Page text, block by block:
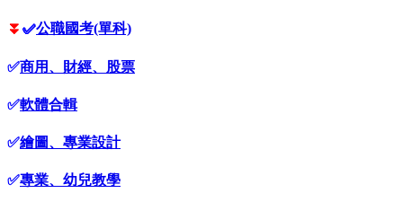
⏬ ✅公職國考(單科)
✅商用、財經、股票
✅軟體合輯
✅繪圖、專業設計
✅專業、幼兒教學